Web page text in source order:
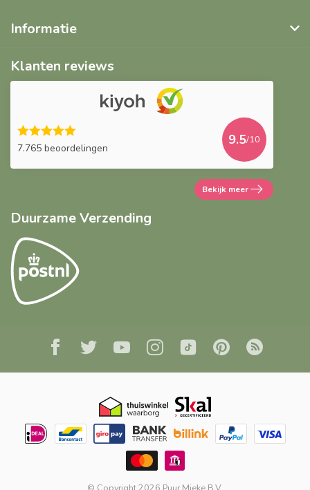
Informatie
Klanten reviews
7.765 beoordelingen
9.5/10
Bekijk meer
Duurzame Verzending
© Copyright 2026 Puur Mieke B.V.